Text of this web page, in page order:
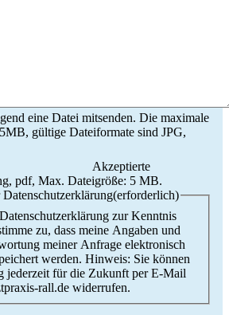
eine Datei mitsenden. Die maximale
gültige Dateiformate sind JPG,
Akzeptierte
pdf, Max. Dateigröße: 5 MB.
(erforderlich)
zur Kenntnis
zu, dass meine Angaben und
meiner Anfrage elektronisch
werden. Hinweis: Sie können
jederzeit für die Zukunft per E-Mail
rall.de widerrufen.